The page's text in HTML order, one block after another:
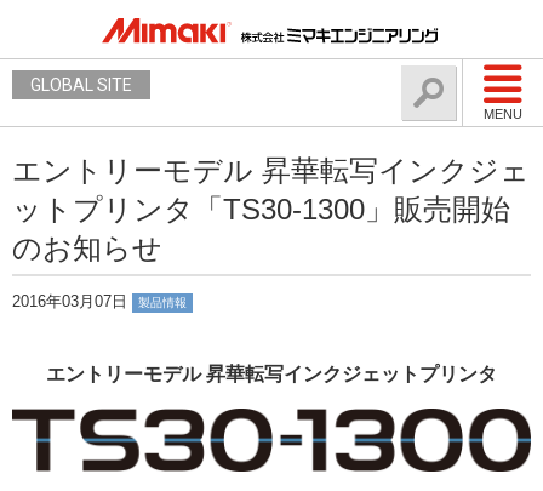
MENU
GLOBAL SITE
エントリーモデル 昇華転写インクジェ
ットプリンタ「TS30-1300」販売開始
のお知らせ
2016年03月07日 製品情報
エントリーモデル 昇華転写インクジェットプリンタ